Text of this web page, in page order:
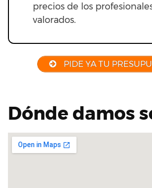
precios de los
valorados.
PIDE YA TU
Dónde damos